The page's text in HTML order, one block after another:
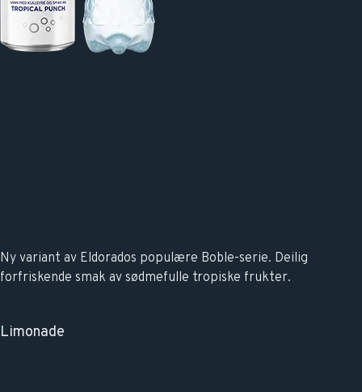
Ny variant av Eldorados populære Boble-serie. Deilig
forfriskende smak av sødmefulle tropiske frukter.
Limonade